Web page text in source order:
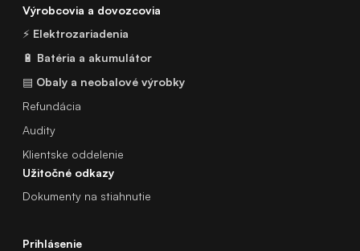
Výrobcovia a dovozcovia
⚡ Elektrozariadenia
🔋 Batéria a akumulátor
▤ Obaly a neobalové výrobky
Refundácia
Audity
Klientske oddelenie
Užitočné odkazy
Dokumenty na stiahnutie
Prihlásenie